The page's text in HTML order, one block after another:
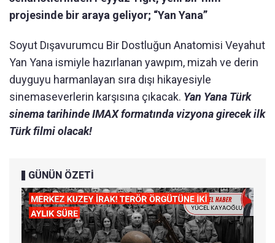
projesinde bir araya geliyor; “Yan Yana”
Soyut Dışavurumcu Bir Dostluğun Anatomisi Veyahut
Yan Yana ismiyle hazırlanan yawpım, mizah ve derin
duyguyu harmanlayan sıra dışı hikayesiyle
sinemaseverlerin karşısına çıkacak. Yan Yana Türk
sinema tarihinde IMAX formatında vizyona girecek ilk
Türk filmi olacak!
GÜNÜN ÖZETİ